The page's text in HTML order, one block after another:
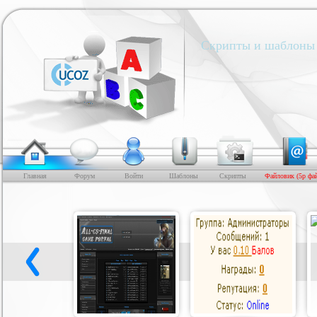
Скрипты и шаблоны
Главная Форум Войти Шаблоны Скрипты Файловик (5р